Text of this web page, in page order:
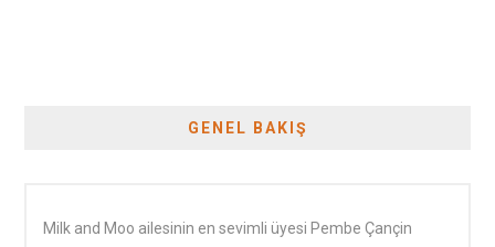
GENEL BAKIŞ
Milk and Moo ailesinin en sevimli üyesi Pembe Çançin